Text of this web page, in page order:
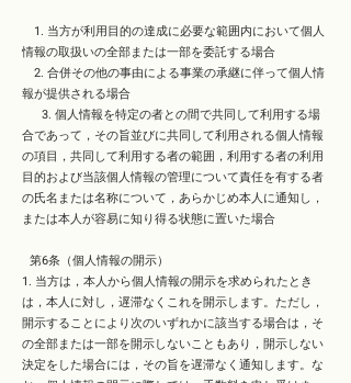
1. 当方が利用目的の達成に必要な範囲内において個人
情報の取扱いの全部または一部を委託する場合
2. 合併その他の事由による事業の承継に伴って個人情
報が提供される場合
3. 個人情報を特定の者との間で共同して利用する場
合であって，その旨並びに共同して利用される個人情報
の項目，共同して利用する者の範囲，利用する者の利用
目的および当該個人情報の管理について責任を有する者
の氏名または名称について，あらかじめ本人に通知し，
または本人が容易に知り得る状態に置いた場合
第6条（個人情報の開示）
1. 当方は，本人から個人情報の開示を求められたとき
は，本人に対し，遅滞なくこれを開示します。ただし，
開示することにより次のいずれかに該当する場合は，そ
の全部または一部を開示しないこともあり，開示しない
決定をした場合には，その旨を遅滞なく通知します。な